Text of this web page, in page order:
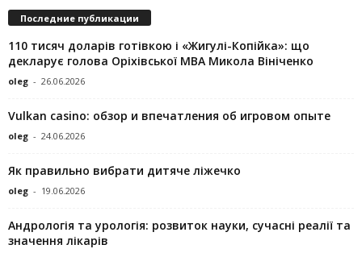
Последние публикации
110 тисяч доларів готівкою і «Жигулі-Копійка»: що
декларує голова Оріхівської МВА Микола Вініченко
oleg - 26.06.2026
Vulkan casino: обзор и впечатления об игровом опыте
oleg - 24.06.2026
Як правильно вибрати дитяче ліжечко
oleg - 19.06.2026
Андрологія та урологія: розвиток науки, сучасні реалії та
значення лікарів